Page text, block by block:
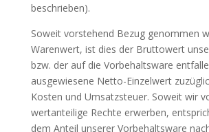
beschrieben).
Soweit vorstehend Bezug genommen
Warenwert, ist dies der Bruttowert
bzw. der auf die Vorbehaltsware
ausgewiesene Netto-Einzelwert
Kosten und Umsatzsteuer. Soweit wir
wertanteilige Rechte erwerben,
dem Anteil unserer Vorbehaltsware